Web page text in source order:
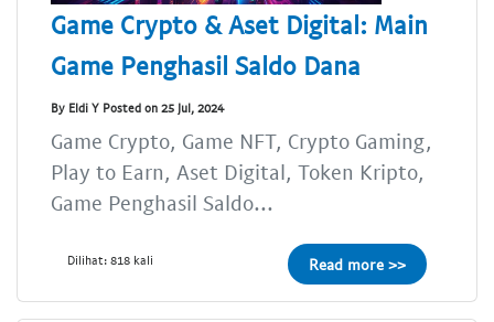
Game Crypto & Aset Digital: Main
Game Penghasil Saldo Dana
By Eldi Y Posted on 25 Jul, 2024
Game Crypto, Game NFT, Crypto Gaming,
Play to Earn, Aset Digital, Token Kripto,
Game Penghasil Saldo...
Dilihat: 818 kali Read more >>